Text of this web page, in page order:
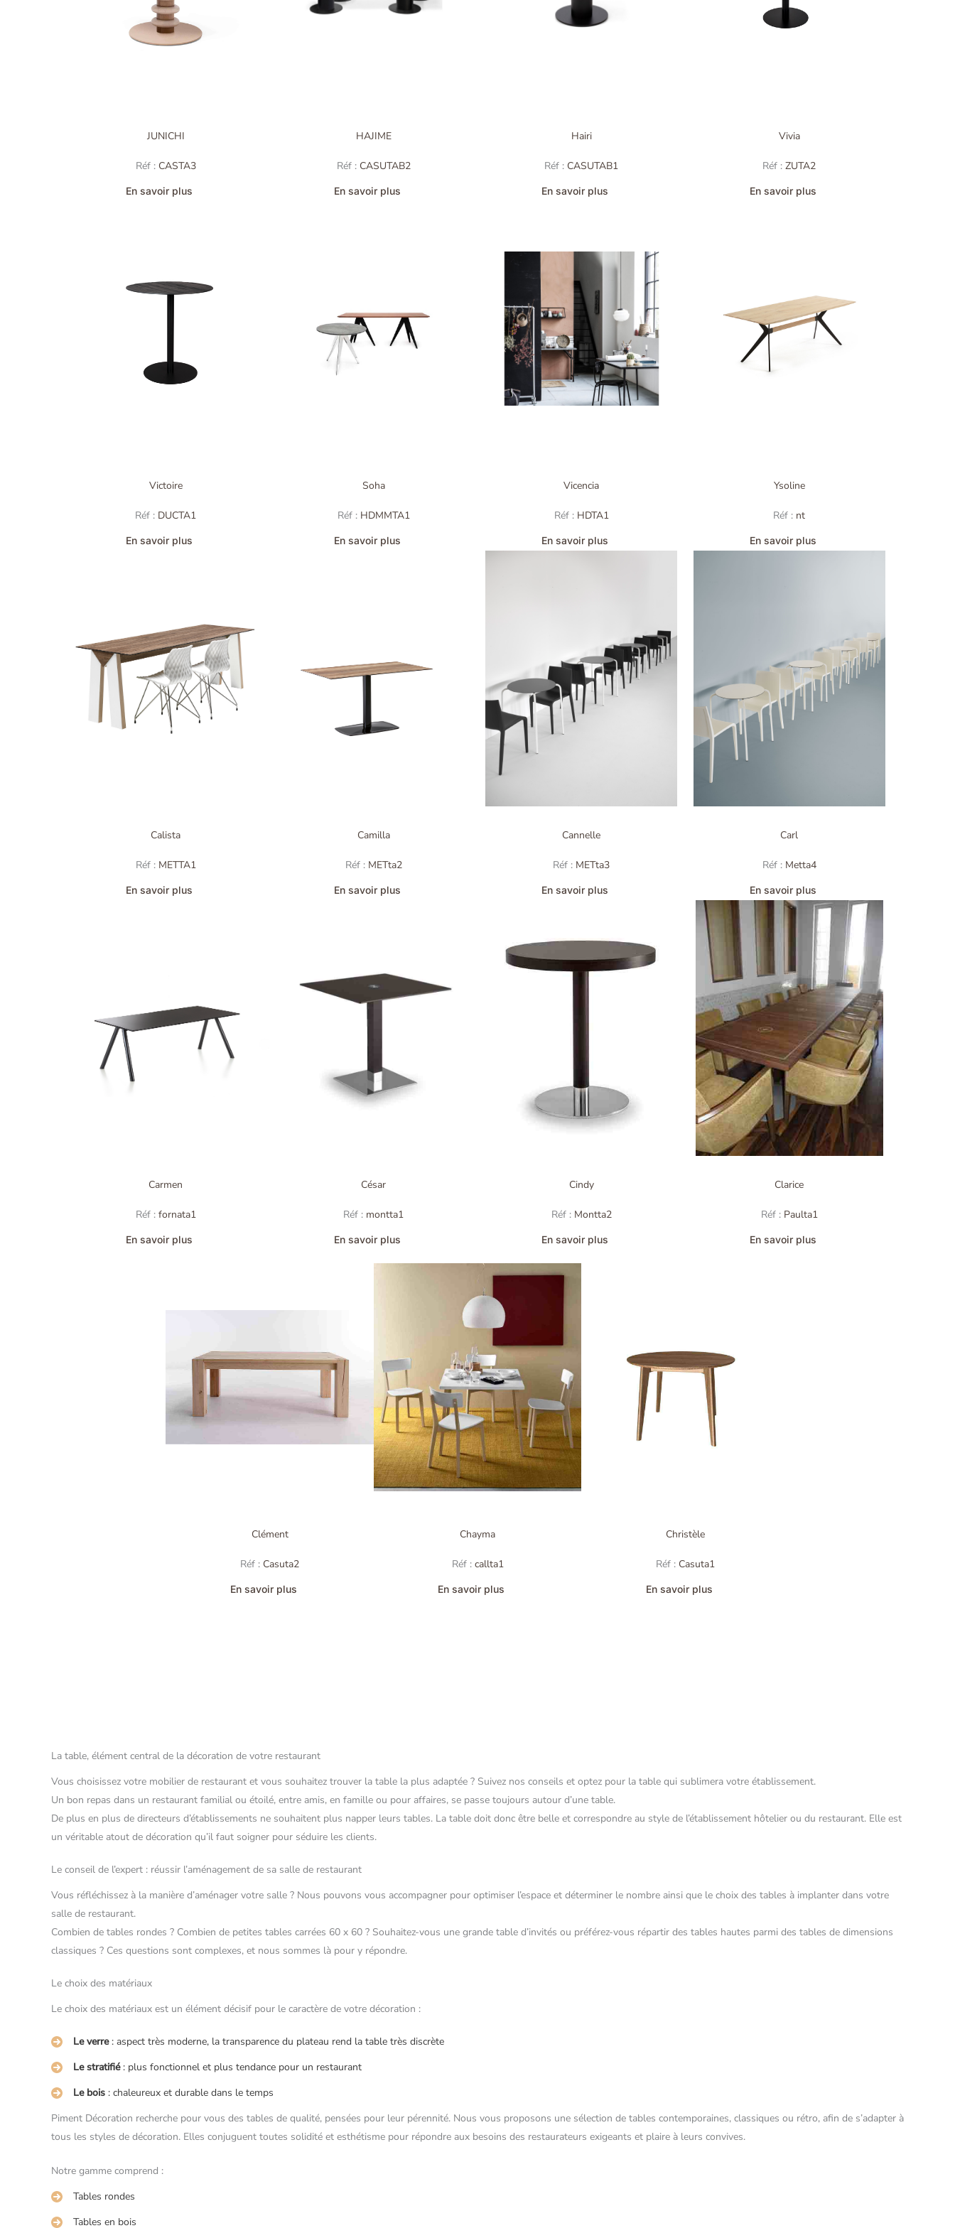
JUNICHI
Réf : CASTA3
En savoir plus
HAJIME
Réf : CASUTAB2
En savoir plus
Hairi
Réf : CASUTAB1
En savoir plus
Vivia
Réf :ZUTA2
En savoir plus
Victoire
Réf : DUCTA1
En savoir plus
Soha
Réf : HDMMTA1
En savoir plus
Vicencia
Réf : HDTA1
En savoir plus
Ysoline
Réf : nt
En savoir plus
Calista
Réf : METTA1
En savoir plus
Camilla
Réf : METta2
En savoir plus
Cannelle
Réf : METta3
En savoir plus
Carl
Réf : Metta4
En savoir plus
Carmen
Réf : fornata1
En savoir plus
César
Réf : montta1
En savoir plus
Cindy
Réf : Montta2
En savoir plus
Clarice
Réf : Paulta1
En savoir plus
Clément
Réf : Casuta2
En savoir plus
Chayma
Réf : callta1
En savoir plus
Christèle
Réf : Casuta1
En savoir plus
La table, élément central de la décoration de votre restaurant
Vous choisissez votre mobilier de restaurant et vous souhaitez trouver la table la plus adaptée ? Suivez nos conseils et optez pour la table qui sublimera votre établissement.
Un bon repas dans un restaurant familial ou étoilé, entre amis, en famille ou pour affaires, se passe toujours autour d’une table.
De plus en plus de directeurs d’établissements ne souhaitent plus napper leurs tables. La table doit donc être belle et correspondre au style de l’établissement hôtelier ou du restaurant. Elle est
un véritable atout de décoration qu’il faut soigner pour séduire les clients.
Le conseil de l’expert : réussir l’aménagement de sa salle de restaurant
Vous réfléchissez à la manière d’aménager votre salle ? Nous pouvons vous accompagner pour optimiser l’espace et déterminer le nombre ainsi que le choix des tables à implanter dans votre
salle de restaurant.
Combien de tables rondes ? Combien de petites tables carrées 60 x 60 ? Souhaitez-vous une grande table d’invités ou préférez-vous répartir des tables hautes parmi des tables de dimensions
classiques ? Ces questions sont complexes, et nous sommes là pour y répondre.
Le choix des matériaux
Le choix des matériaux est un élément décisif pour le caractère de votre décoration :
Le verre: aspect très moderne, la transparence du plateau rend la table très discrète
Le stratifié: plus fonctionnel et plus tendance pour un restaurant
Le bois : chaleureux et durable dans le temps
Piment Décoration recherche pour vous des tables de qualité, pensées pour leur pérennité. Nous vous proposons une sélection de tables contemporaines, classiques ou rétro, afin de s’adapter à
tous les styles de décoration. Elles conjuguent toutes solidité et esthétisme pour répondre aux besoins des restaurateurs exigeants et plaire à leurs convives.
Notre gamme comprend :
Tables rondes
Tables en bois